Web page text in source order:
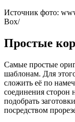
Источник фото:
Box/
Простые
Самые простые
шаблонам. Для
сложить её по
соединения сторон
подобрать
посредством